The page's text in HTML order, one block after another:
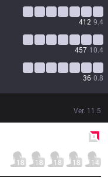
412 9.4
457 10.4
36 0.8
Ver. 11.5
18 18 18 18 14